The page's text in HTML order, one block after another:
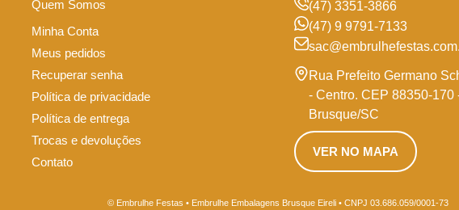
Quem Somos
Minha Conta
Meus pedidos
Recuperar senha
Política de privacidade
Política de entrega
Trocas e devoluções
Contato
(47) 3351-3866
(47) 9 9791-7133
Rua Prefeito Germano
- Centro. CEP 88350-170
Brusque/SC
VER NO MAPA
© Embrulhe Festas • Embrulhe Embalagens Brusque Eireli • CNPJ 03.686.059/0001-73